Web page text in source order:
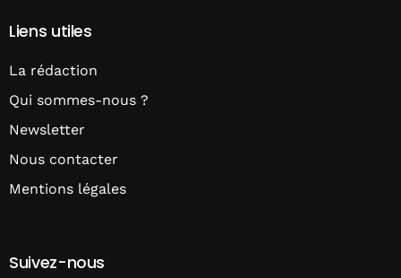
Liens utiles
La rédaction
Qui sommes-nous ?
Newsletter
Nous contacter
Mentions légales
Suivez-nous